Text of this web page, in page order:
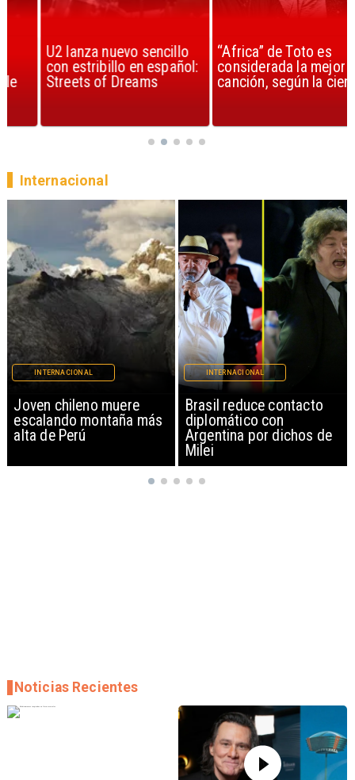
U2 lanza nuevo sencillo
con estribillo en español:
Streets of Dreams
“Africa” de Toto es
considerada la mejor
canción, según la ciencia
Brasil reduce contacto
diplomático con
Argentina por dichos de
INTERNACIONAL
China restringe
exportación de drones a
EEUU y sanciona
empresas
INTERNACIONAL
Internacional
Noticias Recientes